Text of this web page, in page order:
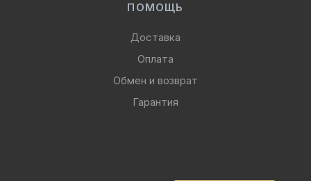
ПОМОЩЬ
Доставка
Оплата
Обмен и возврат
Гарантия